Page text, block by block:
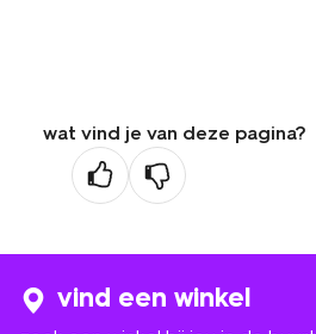
wat vind je van deze pagina?
vind een winkel